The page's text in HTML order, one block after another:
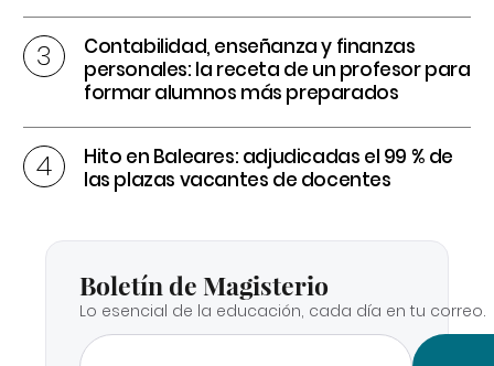
Contabilidad, enseñanza y finanzas
personales: la receta de un profesor para
formar alumnos más preparados
Hito en Baleares: adjudicadas el 99 % de
las plazas vacantes de docentes
Boletín de Magisterio
Lo esencial de la educación, cada día en tu correo.